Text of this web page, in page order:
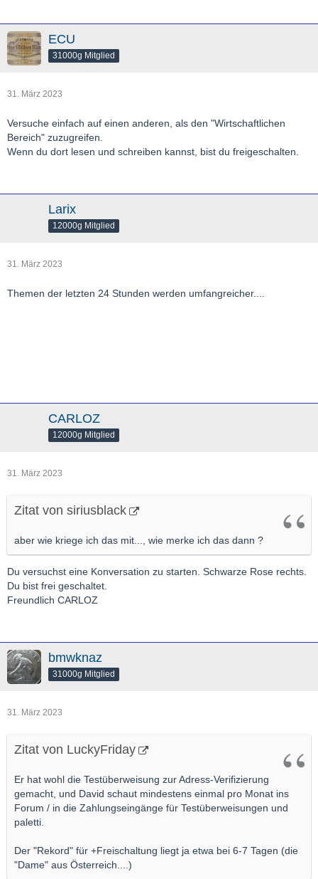
ECU
31000g Mitglied
31. März 2023
Versuche einfach auf einen anderen, als den "Wirtschaftlichen
Bereich" zuzugreifen.
Wenn du dort lesen und schreiben kannst, bist du freigeschalten.
Larix
12000g Mitglied
31. März 2023
Themen der letzten 24 Stunden werden umfangreicher....
CARLOZ
12000g Mitglied
31. März 2023
Zitat von siriusblack
aber wie kriege ich das mit..., wie merke ich das dann ?
Du versuchst eine Konversation zu starten. Schwarze Rose rechts.
Du bist frei geschaltet.
Freundlich CARLOZ
bmwknaz
31000g Mitglied
31. März 2023
Zitat von LuckyFriday
Er hat wohl die Testüberweisung zur Adress-Verifizierung
gemacht, und David schaut mindestens einmal pro Monat ins
Forum / in die Zahlungseingänge für Testüberweisungen und
paletti.
Der "Rekord" für +Freischaltung liegt ja etwa bei 6-7 Tagen (die
"Dame" aus Österreich....)